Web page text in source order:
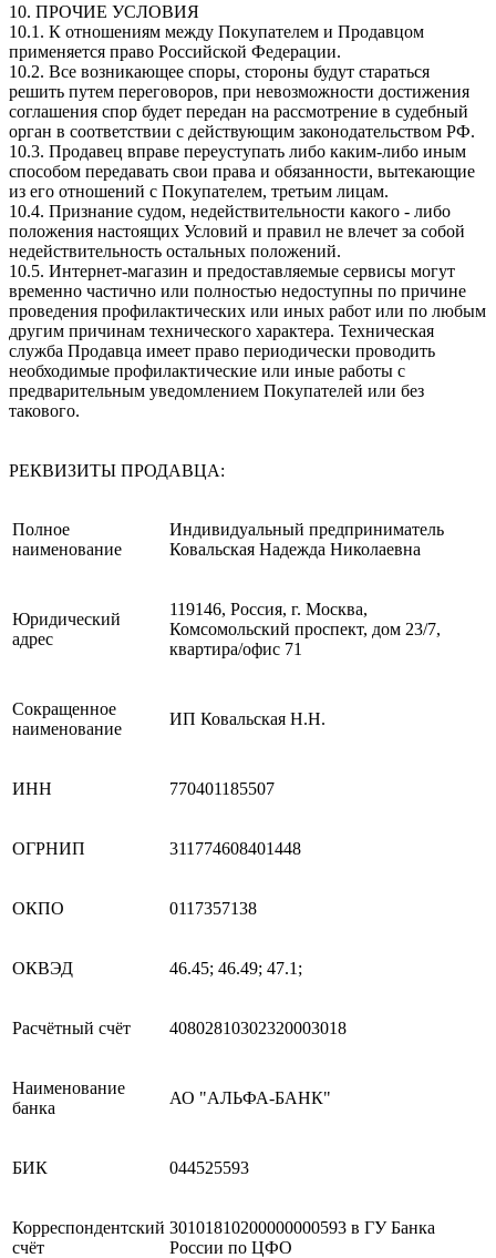
10. ПРОЧИЕ УСЛОВИЯ
10.1. К отношениям между Покупателем и Продавцом
применяется право Российской Федерации.
10.2. Все возникающее споры, стороны будут стараться
решить путем переговоров, при невозможности достижения
соглашения спор будет передан на рассмотрение в судебный
орган в соответствии с действующим законодательством РФ.
10.3. Продавец вправе переуступать либо каким-либо иным
способом передавать свои права и обязанности, вытекающие
из его отношений с Покупателем, третьим лицам.
10.4. Признание судом, недействительности какого - либо
положения настоящих Условий и правил не влечет за собой
недействительность остальных положений.
10.5. Интернет-магазин и предоставляемые сервисы могут
временно частично или полностью недоступны по причине
проведения профилактических или иных работ или по любым
другим причинам технического характера. Техническая
служба Продавца имеет право периодически проводить
необходимые профилактические или иные работы с
предварительным уведомлением Покупателей или без
такового.
РЕКВИЗИТЫ ПРОДАВЦА:
Полное
наименование
Индивидуальный предприниматель
Ковальская Надежда Николаевна
Юридический
адрес
119146, Россия, г. Москва,
Комсомольский проспект, дом 23/7,
квартира/офис 71
Сокращенное
наименование
ИП Ковальская Н.Н.
ИНН 770401185507
ОГРНИП 311774608401448
ОКПО 0117357138
ОКВЭД 46.45; 46.49; 47.1;
Расчётный счёт 40802810302320003018
Наименование
банка
АО "АЛЬФА-БАНК"
БИК 044525593
Корреспондентский
счёт
30101810200000000593 в ГУ Банка
России по ЦФО